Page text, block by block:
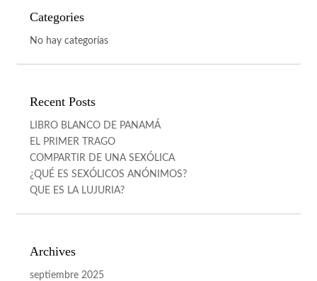
Categories
No hay categorías
Recent Posts
LIBRO BLANCO DE PANAMÁ
EL PRIMER TRAGO
COMPARTIR DE UNA SEXÓLICA
¿QUÉ ES SEXÓLICOS ANÓNIMOS?
QUE ES LA LUJURIA?
Archives
septiembre 2025